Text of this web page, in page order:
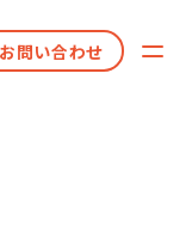
お問い合わせ